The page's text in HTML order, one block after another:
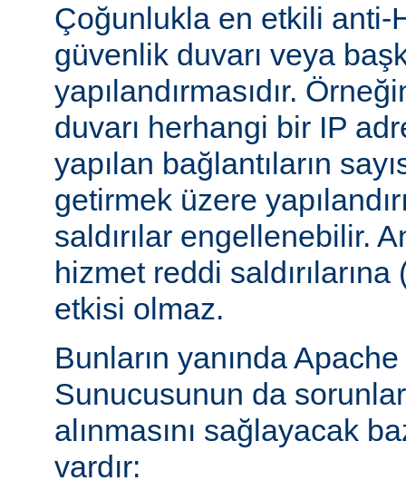
Çoğunlukla en etkili anti-
güvenlik duvarı veya
yapılandırmasıdır.
duvarı herhangi bir IP
yapılan bağlantıların
getirmek üzere
saldırılar engellenebilir.
hizmet reddi
etkisi olmaz.
Bunların yanında
Sunucusunun da
alınmasını sağlayacak
vardır: